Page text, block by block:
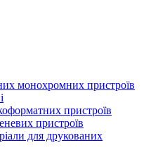
монохромних пристроїв
пристроїв
пристроїв
для друкованих